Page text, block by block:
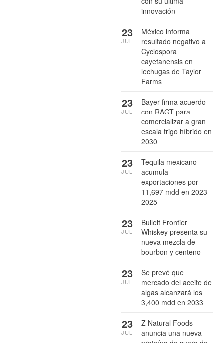
innovación
México informa
resultado negativo a
Cyclospora
cayetanensis en
lechugas de Taylor
Farms
23
JUL
Bayer firma acuerdo
con RAGT para
comercializar a gran
escala trigo híbrido en
2030
23
JUL
Tequila mexicano
acumula
exportaciones por
11,697 mdd en 2023-
2025
23
JUL
Bulleit Frontier
Whiskey presenta su
nueva mezcla de
bourbon y centeno
23
JUL
Se prevé que
mercado del aceite de
algas alcanzará los
3,400 mdd en 2033
23
JUL
Z Natural Foods
anuncia una nueva
23
JUL